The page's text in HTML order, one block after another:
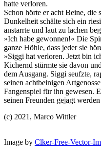
hatte verloren.
Schon hörte er acht Beine, die
Dunkelheit schälte sich ein
anstarrte und laut zu lachen
»Ich habe gewonnen!« Die
ganze Höhle, dass jeder sie
»Siggi hat verloren. Jetzt bin
Kichernd stürmte sie davon
dem Ausgang. Siggi seufzte,
seinen achtbeinigen
Fangenspiel für ihn gewesen.
seinen Freunden gejagt
(c) 2021, Marco Wittler
Image by Clker-Free-Vector-